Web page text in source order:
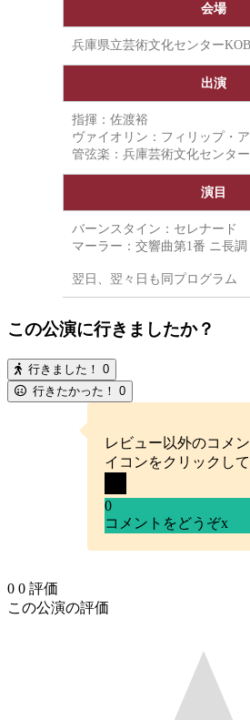
会場
兵庫県立芸術文化センター
出演
指揮：佐渡裕
ヴァイオリン：フィリップ・
管弦楽： 兵庫芸術文化センタ
演目
バーンスタイン：セレナード
マーラー：交響曲第1番 ニ長調
翌日、翌々日も同プログラム
この公演に行きましたか？
行きました！ 0
行きたかった！ 0
レビュー以外のコメ
イコンをクリックし
0
コメントをどうぞx
0 0 評価
この公演の評価